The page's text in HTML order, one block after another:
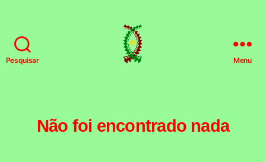
Pesquisar Menu
Não foi encontrado nada